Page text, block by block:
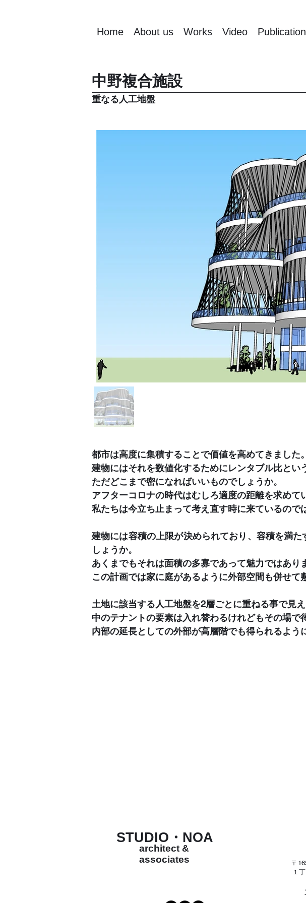
Home About us Works Video Publication
中野複合施設
重なる人工地盤
都市は高度に集積することで価値を高めてきました。
建物にはそれを数値化するためにレンタブル比とい
ただどこまで密になればいいものでしょうか。
アフターコロナの時代はむしろ適度の距離を求めて
私たちは今立ち止まって考え直す時に来ているので
建物には容積の上限が決められており、容積を満
しょうか。
あくまでもそれは面積の多寡であって魅力ではあり
この計画では家に庭があるように外部空間も併せて
土地に該当する人工地盤を2層ごとに重ねる事で見
中のテナントの要素は入れ替わるけれどもその場で
内部の延長としての外部が高層階でも得られるよう
architect &
associates
STUDIO・NOA
〒
１